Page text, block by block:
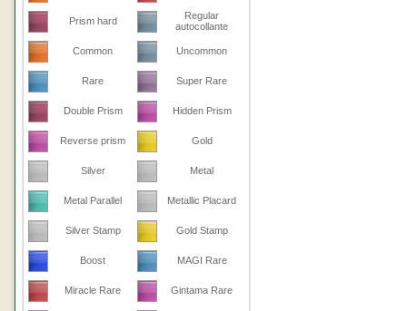
Prism hard
Regular
autocollante
Common Uncommon
Rare Super Rare
Double Prism Hidden Prism
Reverse prism Gold
Silver Metal
Metal Parallel Metallic Placard
Silver Stamp Gold Stamp
Boost MAGI Rare
Miracle Rare Gintama Rare